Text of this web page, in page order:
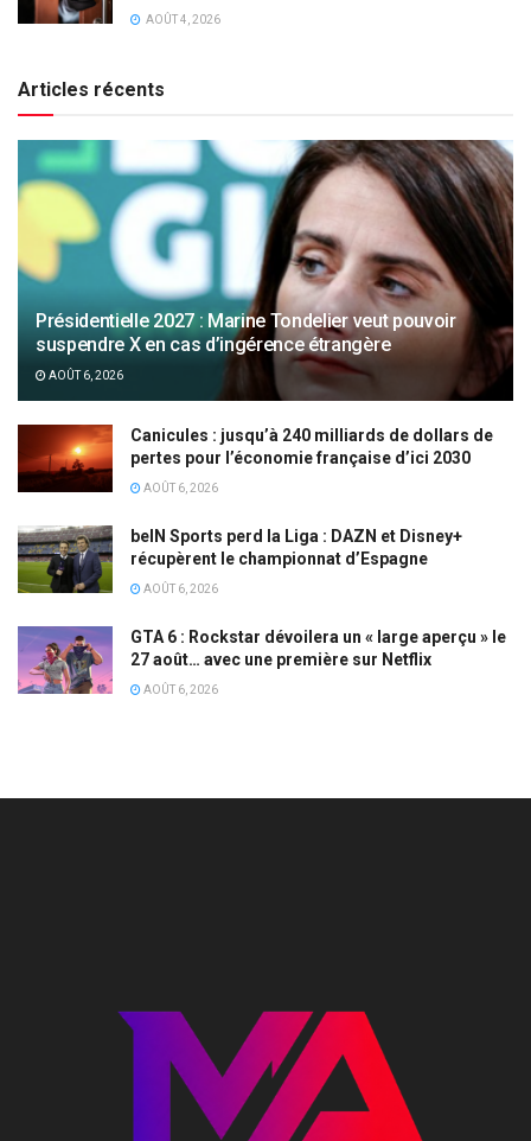
AOÛT 4, 2026
Articles récents
Présidentielle 2027 : Marine Tondelier veut pouvoir
suspendre X en cas d’ingérence étrangère
AOÛT 6, 2026
Canicules : jusqu’à 240 milliards de dollars de
pertes pour l’économie française d’ici 2030
AOÛT 6, 2026
beIN Sports perd la Liga : DAZN et Disney+
récupèrent le championnat d’Espagne
AOÛT 6, 2026
GTA 6 : Rockstar dévoilera un « large aperçu » le
27 août… avec une première sur Netflix
AOÛT 6, 2026